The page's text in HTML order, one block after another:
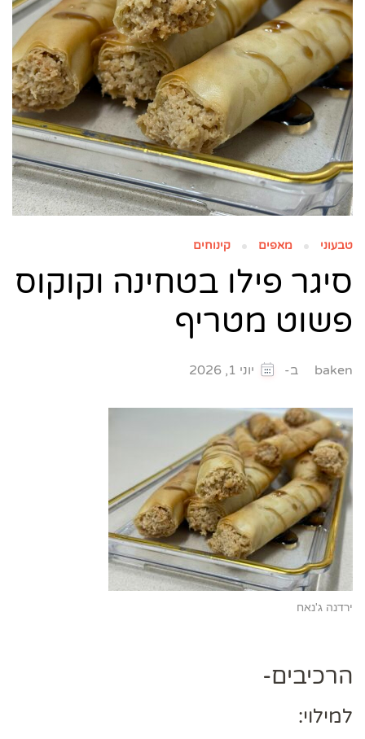
טבעוני מאפים קינוחים
סיגר פילו בטחינה וקוקוס
פשוט מטריף
baken ב- יוני 1, 2026
ירדנה ג'נאח
הרכיבים-
למילוי: